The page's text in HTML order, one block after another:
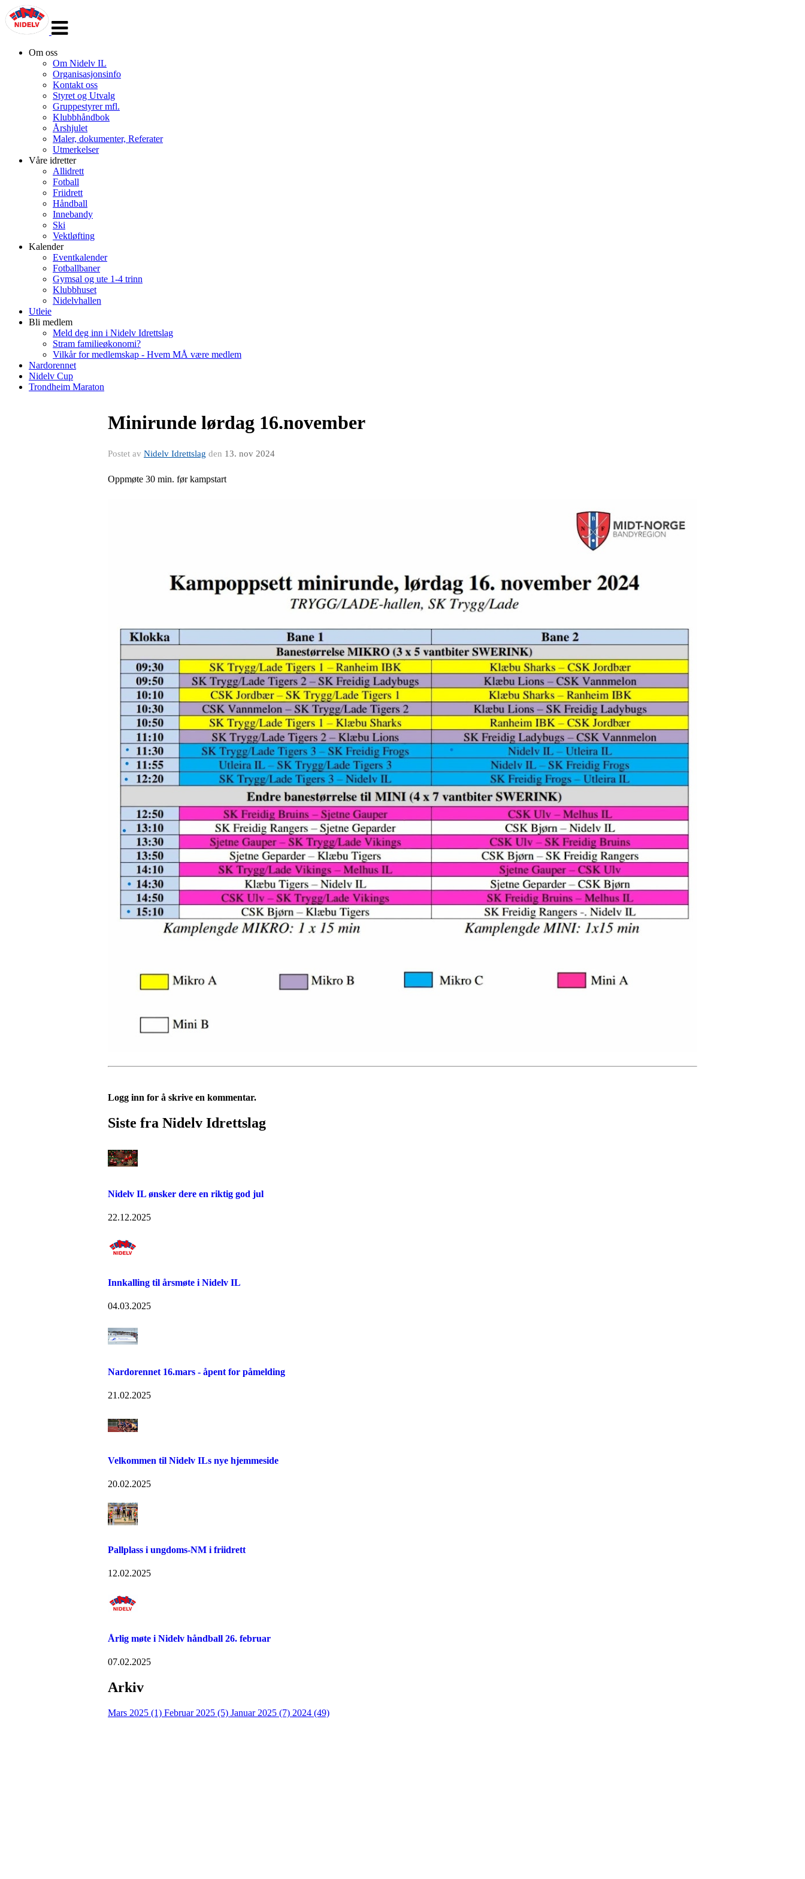
navigasjon
Om oss
Om Nidelv IL
Organisasjonsinfo
Kontakt oss
Styret og Utvalg
Gruppestyrer mfl.
Klubbhåndbok
Årshjulet
Maler, dokumenter, Referater
Utmerkelser
Våre idretter
Allidrett
Fotball
Friidrett
Håndball
Innebandy
Ski
Vektløfting
Kalender
Eventkalender
Fotballbaner
Gymsal og ute 1-4 trinn
Klubbhuset
Nidelvhallen
Utleie
Bli medlem
Meld deg inn i Nidelv Idrettslag
Stram familieøkonomi?
Vilkår for medlemskap - Hvem MÅ være medlem
Nardorennet
Nidelv Cup
Trondheim Maraton
Minirunde lørdag 16.november
Postet av Nidelv Idrettslag den 13. nov 2024
Oppmøte 30 min. før kampstart
Logg inn for å skrive en kommentar.
Siste fra Nidelv Idrettslag
Nidelv IL ønsker dere en riktig god jul
22.12.2025
Innkalling til årsmøte i Nidelv IL
04.03.2025
Nardorennet 16.mars - åpent for påmelding
21.02.2025
Velkommen til Nidelv ILs nye hjemmeside
20.02.2025
Pallplass i ungdoms-NM i friidrett
12.02.2025
Årlig møte i Nidelv håndball 26. februar
07.02.2025
Arkiv
Mars 2025 (1) Februar 2025 (5) Januar 2025 (7) 2024 (49)